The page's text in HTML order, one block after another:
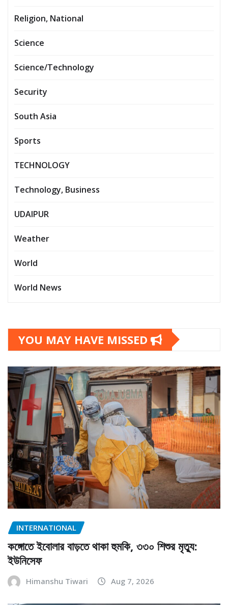
Religion, National
Science
Science/Technology
Security
South Asia
Sports
TECHNOLOGY
Technology, Business
UDAIPUR
Weather
World
World News
YOU MAY HAVE MISSED
INTERNATIONAL
কঙ্গোতে ইবোলার বাড়তে থাকা হুমকি, ৩৩০ শিশুর মৃত্যু:
ইউনিসেফ
Himanshu Tiwari Aug 7, 2026